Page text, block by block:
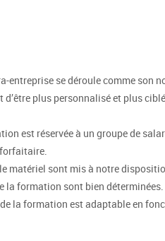
entreprise se déroule comme son
d’être plus personnalisé et plus
est réservée à un groupe de
matériel sont mis à notre
la formation sont bien déterminées.
la formation est adaptable en